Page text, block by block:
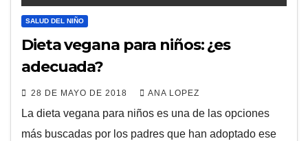
SALUD DEL NIÑO
Dieta vegana para niños: ¿es
adecuada?
28 DE MAYO DE 2018 ANA LOPEZ
La dieta vegana para niños es una de las opciones
más buscadas por los padres que han adoptado ese